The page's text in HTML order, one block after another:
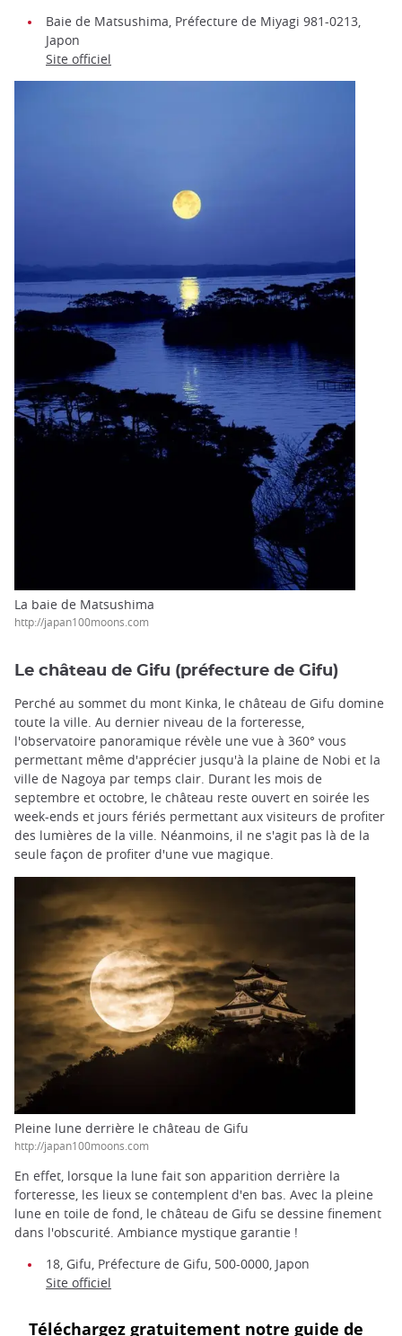
Baie de Matsushima, Préfecture de Miyagi 981-0213,
Japon
Site officiel
La baie de Matsushima
http://japan100moons.com
Le château de Gifu (préfecture de Gifu)
Perché au sommet du mont Kinka, le château de Gifu domine
toute la ville. Au dernier niveau de la forteresse,
l'observatoire panoramique révèle une vue à 360° vous
permettant même d'apprécier jusqu'à la plaine de Nobi et la
ville de Nagoya par temps clair. Durant les mois de
septembre et octobre, le château reste ouvert en soirée les
week-ends et jours fériés permettant aux visiteurs de profiter
des lumières de la ville. Néanmoins, il ne s'agit pas là de la
seule façon de profiter d'une vue magique.
Pleine lune derrière le château de Gifu
http://japan100moons.com
En effet, lorsque la lune fait son apparition derrière la
forteresse, les lieux se contemplent d'en bas. Avec la pleine
lune en toile de fond, le château de Gifu se dessine finement
dans l'obscurité. Ambiance mystique garantie !
18, Gifu, Préfecture de Gifu, 500-0000, Japon
Site officiel